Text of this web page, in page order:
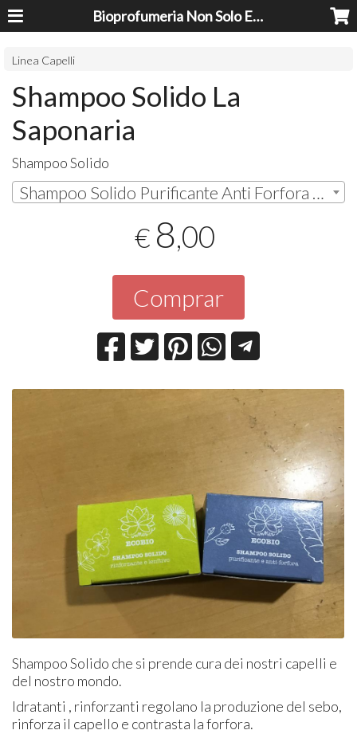
Bioprofumeria Non Solo Essenze
Linea Capelli
Shampoo Solido La
Saponaria
Shampoo Solido
Shampoo Solido Purificante Anti Forfora | € 8,00
€ 8,00
Comprar
Shampoo Solido che si prende cura dei nostri capelli e
del nostro mondo.
Idratanti , rinforzanti regolano la produzione del sebo,
rinforza il capello e contrasta la forfora.